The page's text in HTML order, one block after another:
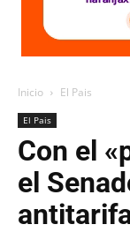
Inicio El Pais
El Pais
Con el
el